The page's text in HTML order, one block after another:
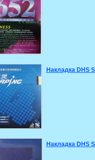
Накладка DHS
Накладка DHS